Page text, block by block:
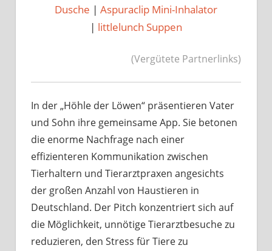
Dusche | Aspuraclip Mini-Inhalator
| littlelunch Suppen
(Vergütete Partnerlinks)
In der „Höhle der Löwen“ präsentieren Vater
und Sohn ihre gemeinsame App. Sie betonen
die enorme Nachfrage nach einer
effizienteren Kommunikation zwischen
Tierhaltern und Tierarztpraxen angesichts
der großen Anzahl von Haustieren in
Deutschland. Der Pitch konzentriert sich auf
die Möglichkeit, unnötige Tierarztbesuche zu
reduzieren, den Stress für Tiere zu